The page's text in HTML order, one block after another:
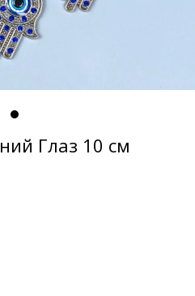
Глаз 10 см